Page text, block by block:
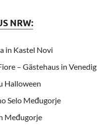
NRW:
in Kastel Novi
– Gästehaus in Venedig
Halloween
Selo Međugorje
Međugorje